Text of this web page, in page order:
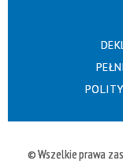
© Wszelkie prawa